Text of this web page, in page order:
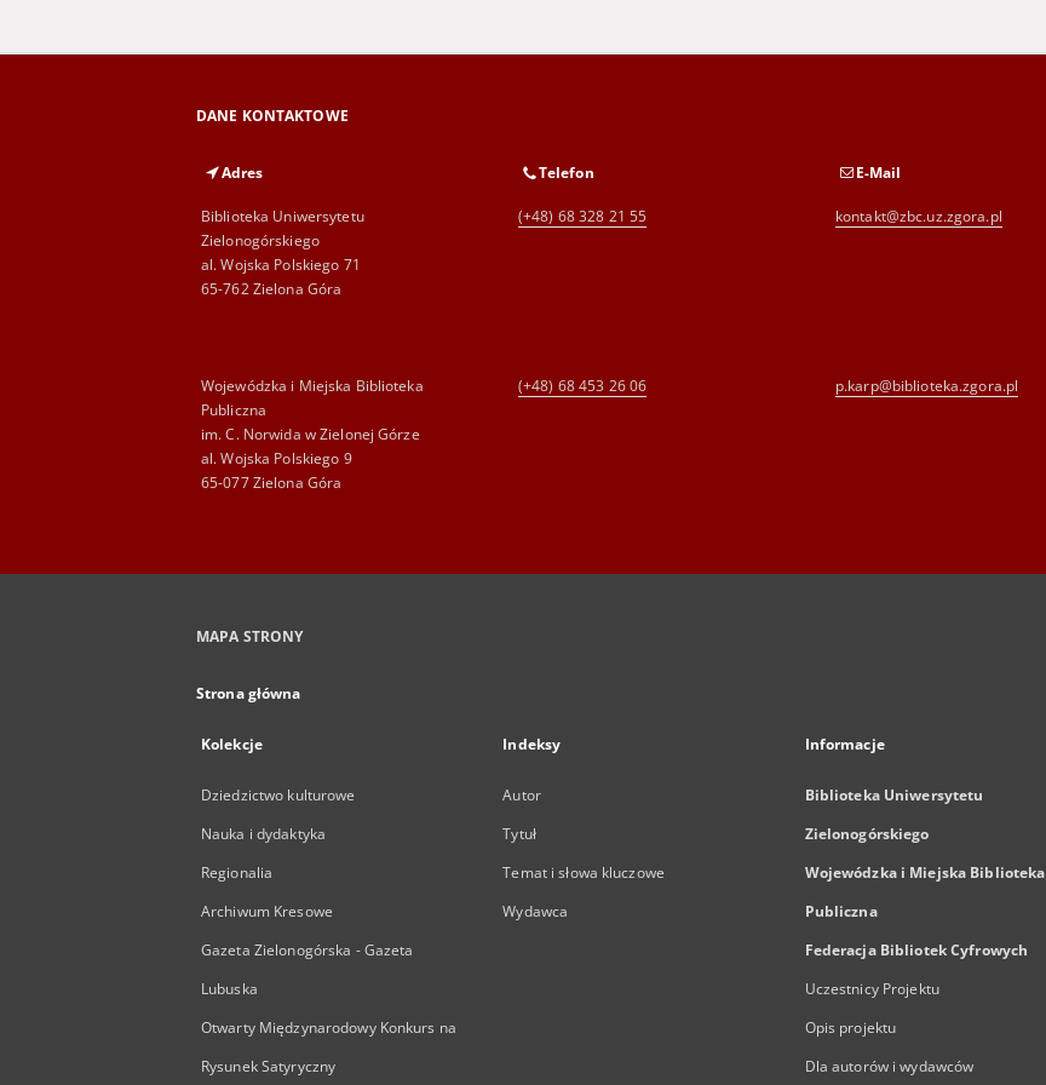
DANE KONTAKTOWE
Adres
Biblioteka Uniwersytetu
Zielonogórskiego
al. Wojska Polskiego 71
65-762 Zielona Góra
Telefon
(+48) 68 328 21 55
E-Mail
kontakt@zbc.uz.zgora.pl
Wojewódzka i Miejska Biblioteka
Publiczna
im. C. Norwida w Zielonej Górze
al. Wojska Polskiego 9
65-077 Zielona Góra
(+48) 68 453 26 06 p.karp@biblioteka.zgora.pl
MAPA STRONY
Strona główna
Kolekcje
Dziedzictwo kulturowe
Nauka i dydaktyka
Regionalia
Archiwum Kresowe
Gazeta Zielonogórska - Gazeta
Lubuska
Otwarty Międzynarodowy Konkurs na
Rysunek Satyryczny
Indeksy
Autor
Tytuł
Temat i słowa kluczowe
Wydawca
Informacje
Biblioteka Uniwersytetu
Zielonogórskiego
Wojewódzka i Miejska Biblioteka
Publiczna
Federacja Bibliotek Cyfrowych
Uczestnicy Projektu
Opis projektu
Dla autorów i wydawców